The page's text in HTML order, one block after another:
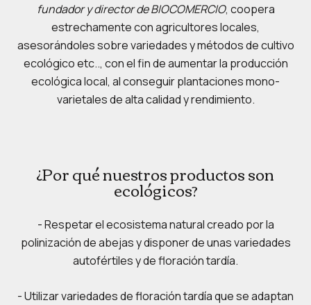
fundador y director de BIOCOMERCIO, coopera
estrechamente con agricultores locales,
asesorándoles sobre variedades y métodos de cultivo
ecológico etc.., con el fin de aumentar la producción
ecológica local, al conseguir plantaciones mono-
varietales de alta calidad y rendimiento.
¿Por qué nuestros productos son
ecológicos?
- Respetar el ecosistema natural creado por la
polinización de abejas y disponer de unas variedades
autofértiles y de floración tardía.
- Utilizar variedades de floración tardía que se adaptan